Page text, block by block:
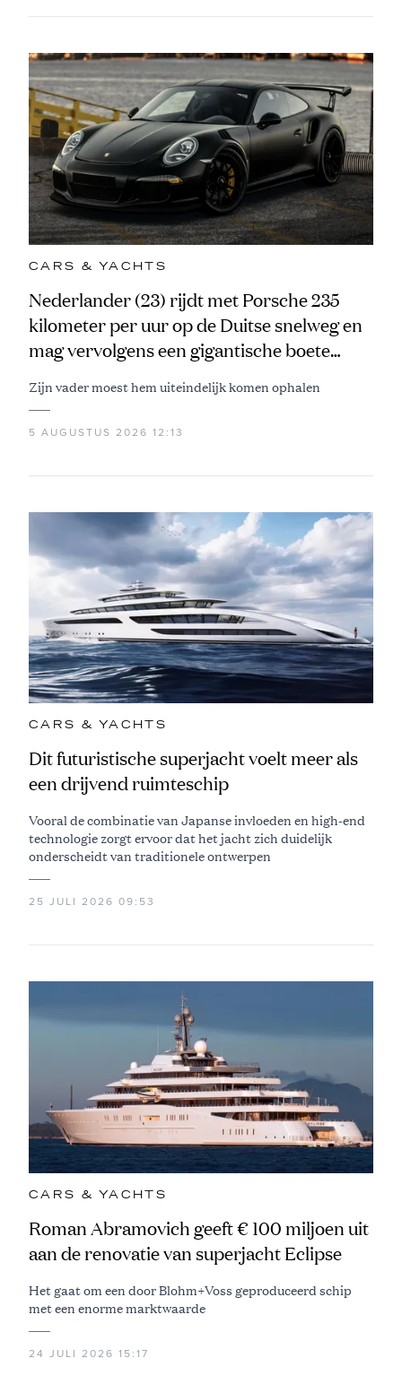
CARS & YACHTS
Nederlander (23) rijdt met Porsche 235
kilometer per uur op de Duitse snelweg en
mag vervolgens een gigantische boete
Zijn vader moest hem uiteindelijk komen ophalen
5 AUGUSTUS 2026 12:13
CARS & YACHTS
Dit futuristische superjacht voelt meer als
een drijvend ruimteschip
Vooral de combinatie van Japanse invloeden en high-end
technologie zorgt ervoor dat het jacht zich duidelijk
onderscheidt van traditionele ontwerpen
25 JULI 2026 09:53
CARS & YACHTS
Roman Abramovich geeft € 100 miljoen uit
aan de renovatie van superjacht Eclipse
Het gaat om een door Blohm+Voss geproduceerd schip
met een enorme marktwaarde
24 JULI 2026 15:17